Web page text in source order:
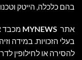
בהם כלכלה, הייטק
אתר MYNEWS מכבד
בעלי הזכויות. במידה
להסירה או לחילופין